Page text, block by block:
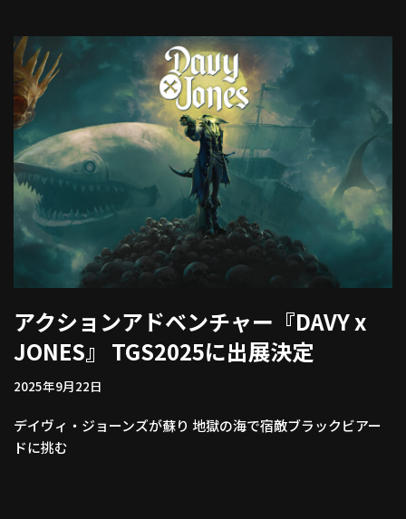
アクションアドベンチャー『DAVY x
JONES』 TGS2025に出展決定
2025年9月22日
デイヴィ・ジョーンズが蘇り 地獄の海で宿敵ブラックビアー
ドに挑む